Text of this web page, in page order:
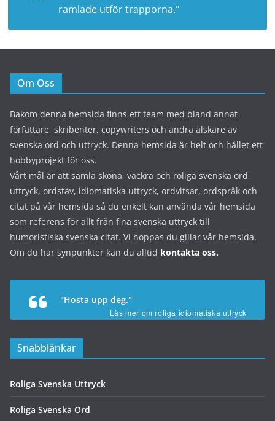
ramlade utför trapporna."
Om Oss
Bakom denna hemsida finns ett team med bland annat
författare, skribenter, copywriters och andra älskare av
svenska ord och uttryck. Denna hemsida är helt och hållet ett
hobbyprojekt för oss.
Vårt mål är att samla sköna, vackra och roliga svenska ord,
uttryck, ordstäv, idiomatiska uttryck, ordvitsar, ordspråk och
citat på vår hemsida så du enkelt kan använda vår hemsida
som referens för allt från fina svenska uttryck till
humoristiska svenska citat. Vi hoppas du gillar vår hemsida.
Om du har synpunkter kan du alltid kontakta oss.
"Hosta upp deg."
Läs mer omroliga idiomatiska uttryck
Snabblänkar
Roliga Svenska Uttryck
Roliga Svenska Ord